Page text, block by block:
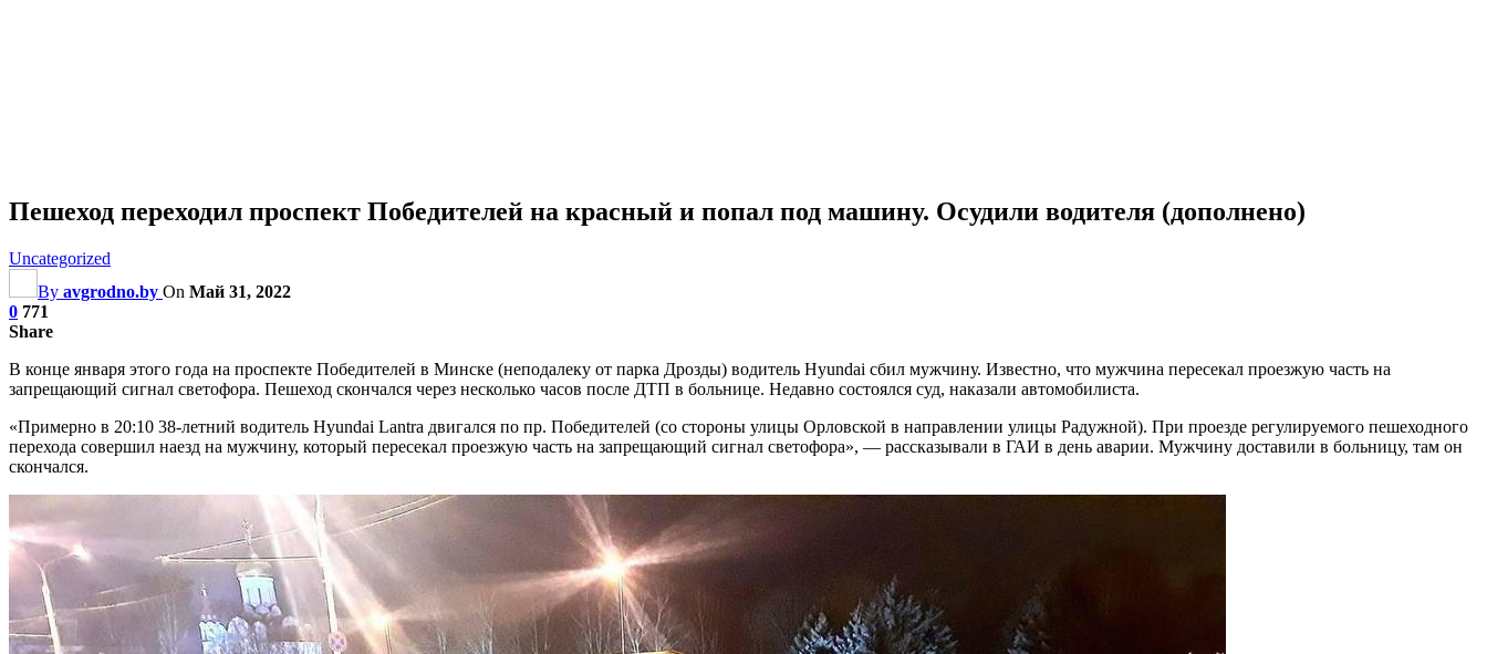
Пешеход переходил проспект Победителей на красный и попал под машину. Осудили водителя (дополнено)
Uncategorized
By avgrodno.by On Май 31, 2022
0 771
Share
В конце января этого года на проспекте Победителей в Минске (неподалеку от парка Дрозды) водитель Hyundai сбил мужчину. Известно, что мужчина пересекал проезжую часть на
запрещающий сигнал светофора. Пешеход скончался через несколько часов после ДТП в больнице. Недавно состоялся суд, наказали автомобилиста.
«Примерно в 20:10 38-летний водитель Hyundai Lantra двигался по пр. Победителей (со стороны улицы Орловской в направлении улицы Радужной). При проезде регулируемого пешеходного
перехода совершил наезд на мужчину, который пересекал проезжую часть на запрещающий сигнал светофора», — рассказывали в ГАИ в день аварии. Мужчину доставили в больницу, там он
скончался.